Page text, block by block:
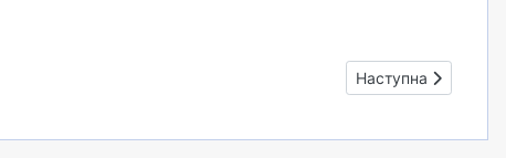
Наступна стаття:
Наступна